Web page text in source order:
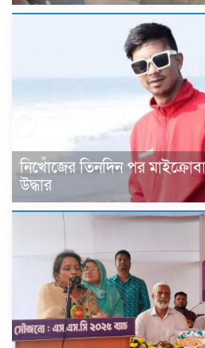
নিখোঁজের তিনদিন পর
উদ্ধার